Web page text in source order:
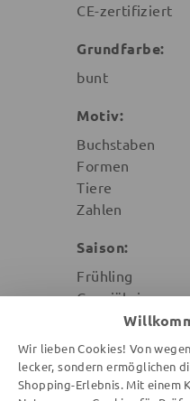
CE-zertifiziert
Grundfarbe:
bunt
Motiv:
Buchstaben
Formen
Tiere
Zahlen
Saison:
Frühling
Ganzjährig
Sommer
Winter
Wir lieben Cookies! Von
lecker, sondern ermöglichen
Shopping-Erlebnis. Mit einem